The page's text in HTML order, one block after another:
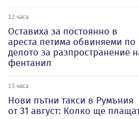
12 часа
Оставиха за постоянно в
ареста петима обвиняеми по
делото за разпространение
фентанил
13 часа
Нови пътни такси в Румъния
от 31 август: Колко ще